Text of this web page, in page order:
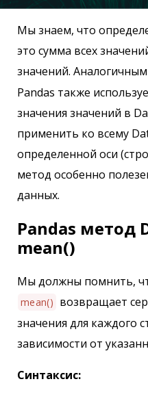
Мы знаем, что
это сумма всех
значений.
Pandas также
значения значений в
применить ко всему
определенной оси
метод особенно
данных.
Pandas метод
mean()
Мы должны помнить,
mean() возвращает
значения для каждого
зависимости от
Синтаксис: